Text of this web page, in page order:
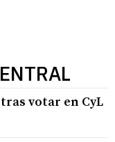
votar en CyL